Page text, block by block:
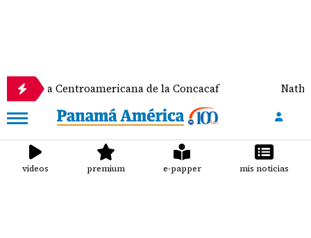
Centroamericana de la Concacaf Nathalee
videos premium e-papper mis noticias